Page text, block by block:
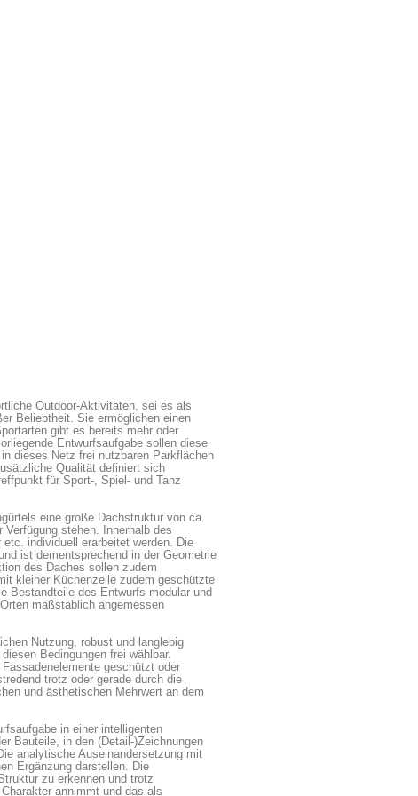
Outdoor-Aktivitäten, sei es als
Beliebtheit. Sie ermöglichen einen
gibt es bereits mehr oder
Entwurfsaufgabe sollen diese
dieses Netz frei nutzbaren Parkflächen
Qualität definiert sich
für Sport-, Spiel- und Tanz
eine große Dachstruktur von ca.
stehen. Innerhalb des
individuell erarbeitet werden. Die
ist dementsprechend in der Geometrie
des Daches sollen zudem
kleiner Küchenzeile zudem geschützte
Bestandteile des Entwurfs modular und
maßstäblich angemessen
Nutzung, robust und langlebig
Bedingungen frei wählbar.
geschützt oder
trotz oder gerade durch die
und ästhetischen Mehrwert an dem
in einer intelligenten
Bauteile, in den (Detail-)Zeichnungen
analytische Auseinandersetzung mit
Ergänzung darstellen. Die
zu erkennen und trotz
annimmt und das als